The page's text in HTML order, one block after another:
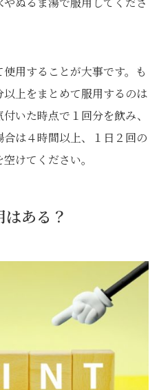
用することが大事です。も
上をまとめて服用するのは
いた時点で１回分を飲み、
は４時間以上、１日２回の
けてください。
ある？